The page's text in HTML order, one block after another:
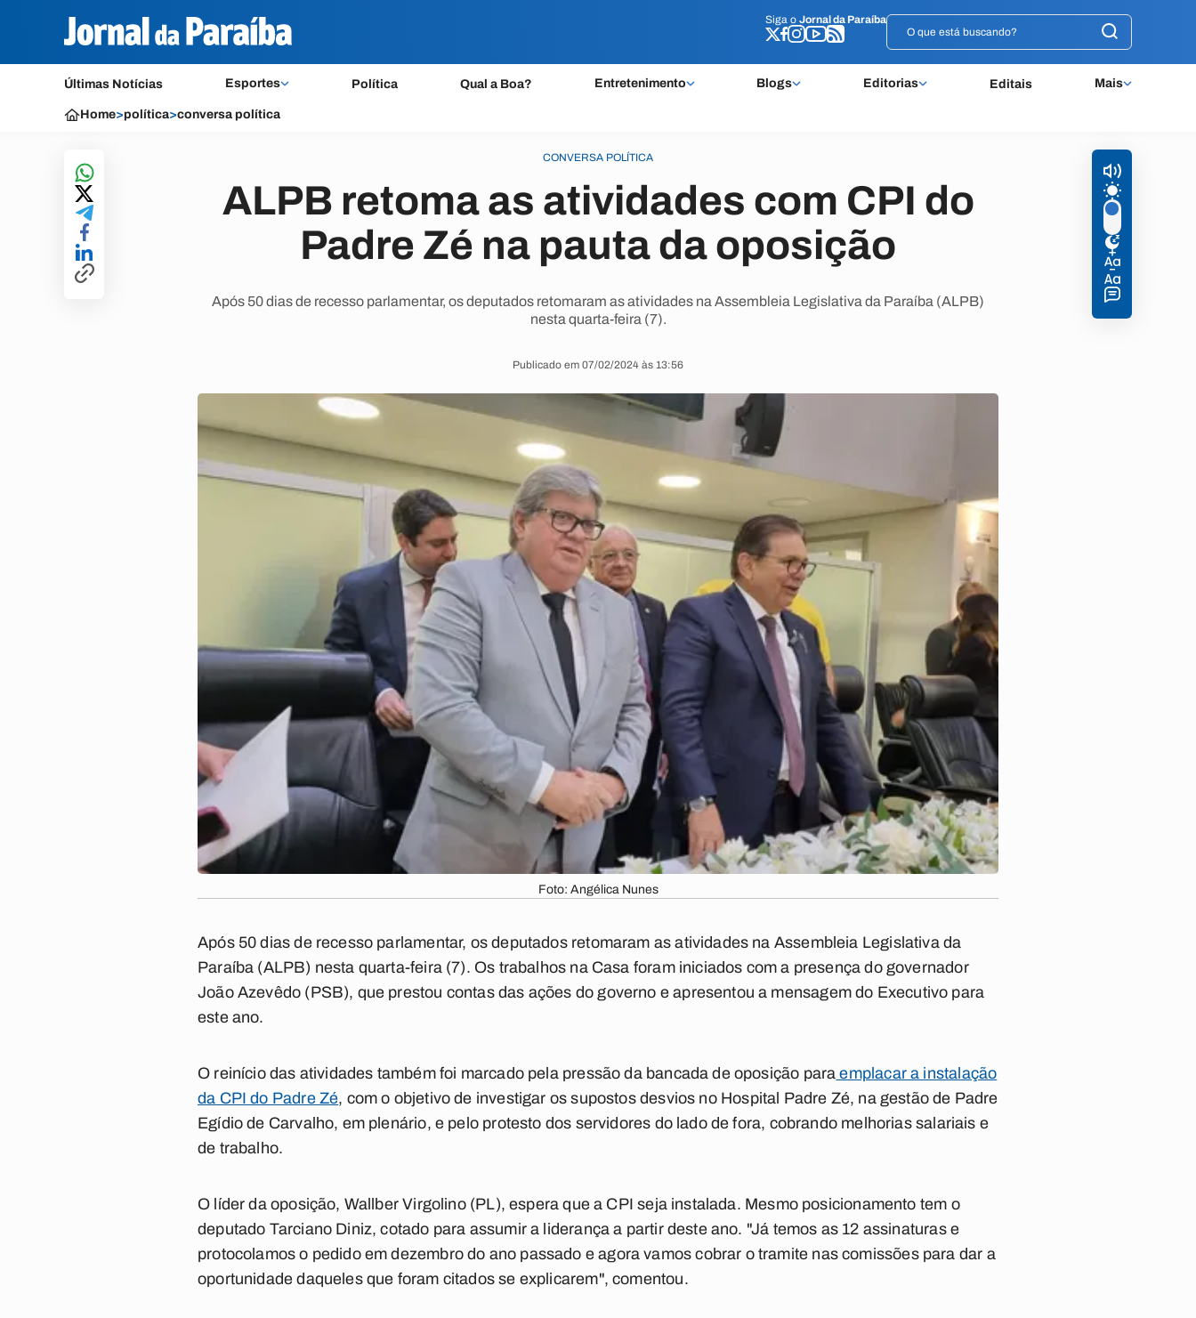
Siga o Jornal da Paraíba
Últimas Notícias Esportes Política Qual a Boa? Entretenimento Blogs Editorias Editais Mais
Siga o Jornal da Paraíba
Home>política>conversa política
CONVERSA POLÍTICA
ALPB retoma as atividades com CPI do
Padre Zé na pauta da oposição
Após 50 dias de recesso parlamentar, os deputados retomaram as atividades na Assembleia Legislativa da Paraíba (ALPB)
nesta quarta-feira (7).
Publicado em 07/02/2024 às 13:56
Foto: Angélica Nunes
Após 50 dias de recesso parlamentar, os deputados retomaram as atividades na Assembleia Legislativa da
Paraíba (ALPB) nesta quarta-feira (7). Os trabalhos na Casa foram iniciados com a presença do governador
João Azevêdo (PSB), que prestou contas das ações do governo e apresentou a mensagem do Executivo para
este ano.
O reinício das atividades também foi marcado pela pressão da bancada de oposição para emplacar a instalação
da CPI do Padre Zé, com o objetivo de investigar os supostos desvios no Hospital Padre Zé, na gestão de Padre
Egídio de Carvalho, em plenário, e pelo protesto dos servidores do lado de fora, cobrando melhorias salariais e
de trabalho.
O líder da oposição, Wallber Virgolino (PL), espera que a CPI seja instalada. Mesmo posicionamento tem o
deputado Tarciano Diniz, cotado para assumir a liderança a partir deste ano. "Já temos as 12 assinaturas e
protocolamos o pedido em dezembro do ano passado e agora vamos cobrar o tramite nas comissões para dar a
oportunidade daqueles que foram citados se explicarem", comentou.